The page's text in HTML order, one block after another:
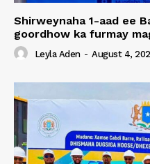
Shirweynaha 1-aad ee
goordhow ka furmay
Leyla Aden - August 4,